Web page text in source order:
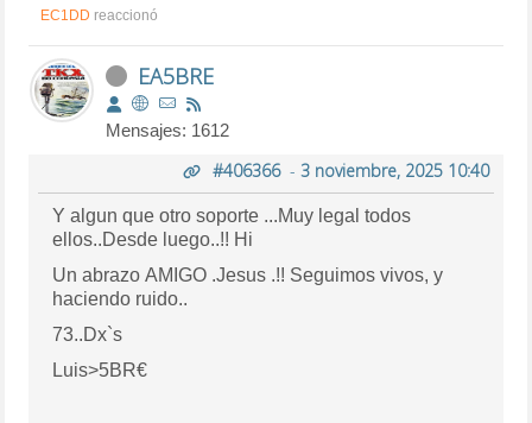
EC1DD reaccionó
EA5BRE
Mensajes: 1612
#406366- 3 noviembre, 2025 10:40
Y algun que otro soporte ...Muy legal todos
ellos..Desde luego..!! Hi
Un abrazo AMIGO .Jesus .!! Seguimos vivos, y
haciendo ruido..
73..Dx`s
Luis>5BR€